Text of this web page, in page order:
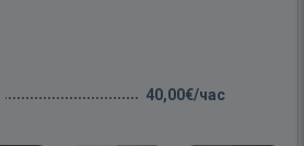
40,00€/час